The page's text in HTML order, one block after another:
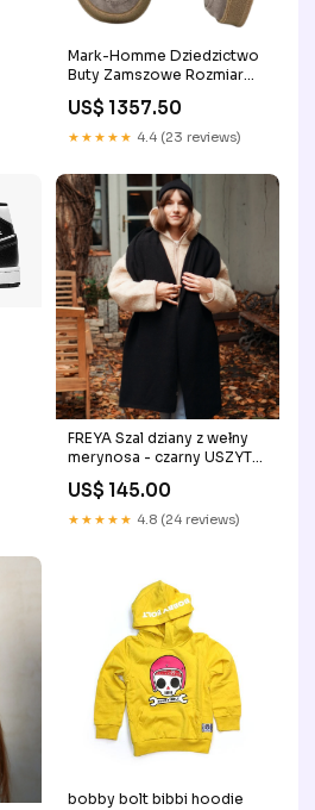
Mark-Homme Dziedzictwo
Buty Zamszowe Rozmiar
US$ 1357.50
★★★★★ 4.4 (23 reviews)
FREYA Szal dziany z wełny
merynosa - czarny USZYTE
W POLSCE
US$ 145.00
★★★★★ 4.8 (24 reviews)
bobby bolt bibbi hoodie